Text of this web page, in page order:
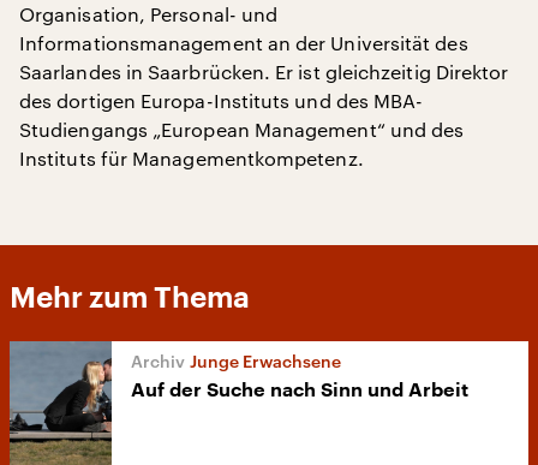
Organisation, Personal- und
Informationsmanagement an der Universität des
Saarlandes in Saarbrücken. Er ist gleichzeitig Direktor
des dortigen Europa-Instituts und des MBA-
Studiengangs „European Management“ und des
Instituts für Managementkompetenz.
Mehr zum Thema
Junge Erwachsene
Auf der Suche nach Sinn und Arbeit